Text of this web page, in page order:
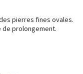
pierres fines ovales.
de prolongement.